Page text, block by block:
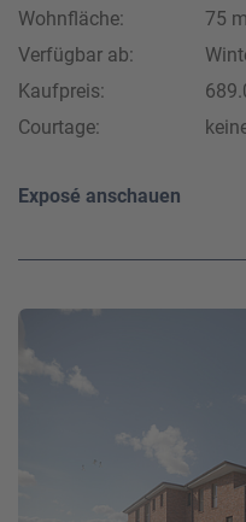
Wohnfläche:
75
Verfügbar ab:
Kaufpreis:
Courtage:
Exposé anschauen